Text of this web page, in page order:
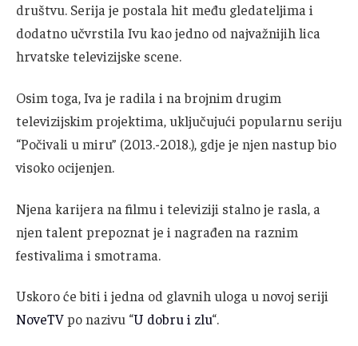
društvu. Serija je postala hit među gledateljima i
dodatno učvrstila Ivu kao jedno od najvažnijih lica
hrvatske televizijske scene.
Osim toga, Iva je radila i na brojnim drugim
televizijskim projektima, uključujući popularnu seriju
“Počivali u miru” (2013.-2018.), gdje je njen nastup bio
visoko ocijenjen.
Njena karijera na filmu i televiziji stalno je rasla, a
njen talent prepoznat je i nagrađen na raznim
festivalima i smotrama.
Uskoro će biti i jedna od glavnih uloga u novoj seriji
NoveTVpo nazivu “U dobru i zlu“.